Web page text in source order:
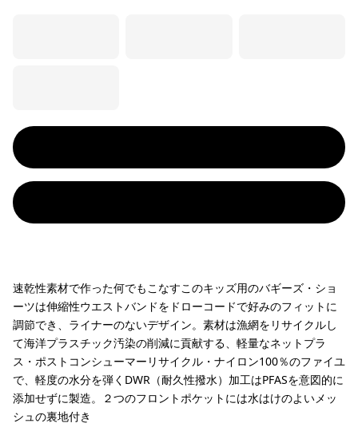
速乾性素材で作った何でもこなすこのキッズ用のバギーズ・ショ
ーツは伸縮性ウエストバンドをドローコードで好みのフィットに
調節でき、ライナーのないデザイン。素材は漁網をリサイクルし
て海洋プラスチック汚染の削減に貢献する、軽量なネットプラ
ス・ポストコンシューマーリサイクル・ナイロン100％のファイユ
で、軽度の水分を弾くDWR（耐久性撥水）加工はPFASを意図的に
添加せずに製造。２つのフロントポケットには水はけのよいメッ
シュの裏地付き